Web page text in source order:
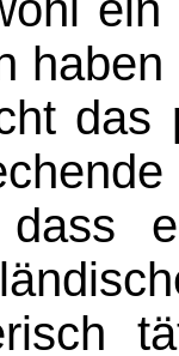
das
dass